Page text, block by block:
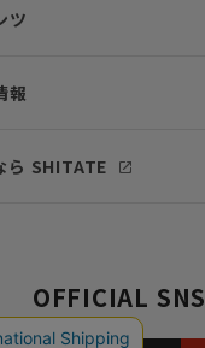
ツ
報
ら SHITATE
OFFICIAL SNS